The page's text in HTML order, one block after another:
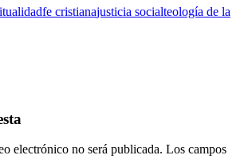
fe cristianajusticia socialteología de la
electrónico no será publicada. Los campos